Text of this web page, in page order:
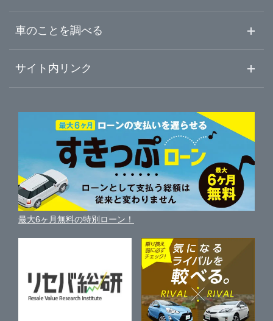
与謝郡与謝野町
宇治・城陽・京田辺
京都・長岡京・向日
和歌山県
初めての中古車購入ガイド
中古車人気ランキング
自動車ローンを調べる
ガリバーの自動車ローン
車買い替えの基礎知識
近くのお店で車を探す
車査定・車買取ならガリバー
ガリバーの査定が選ばれる理由
車を売る時よくある質問
便利な査定サービス
中古車買取相場（毎月更新）
車の個人売買ガイド
車のことを調べる
車初心者まとめ
新車・中古車カタログ
車の燃費を調べる
車種別クチコミ
車比較サイト
サイト内リンク
サイトマップ
サイトの使用条件
利用規約
保険代理店業務に関する基本方針
古物営業法に基づく表示
最大6ヶ月無料の特別ローン！